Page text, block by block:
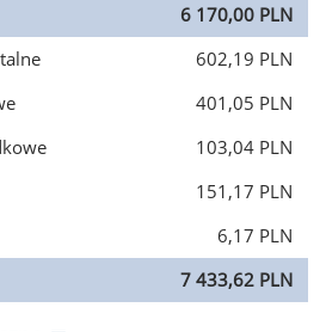
6 170,00 PLN
602,19 PLN
401,05 PLN
103,04 PLN
151,17 PLN
6,17 PLN
7 433,62 PLN